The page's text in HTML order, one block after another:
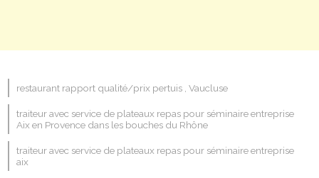
restaurant rapport qualité/prix pertuis , Vaucluse
traiteur avec service de plateaux repas pour séminaire entreprise
Aix en Provence dans les bouches du Rhône
traiteur avec service de plateaux repas pour séminaire entreprise
aix